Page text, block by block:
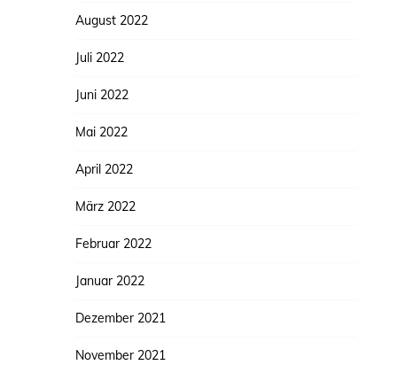
August 2022
Juli 2022
Juni 2022
Mai 2022
April 2022
März 2022
Februar 2022
Januar 2022
Dezember 2021
November 2021